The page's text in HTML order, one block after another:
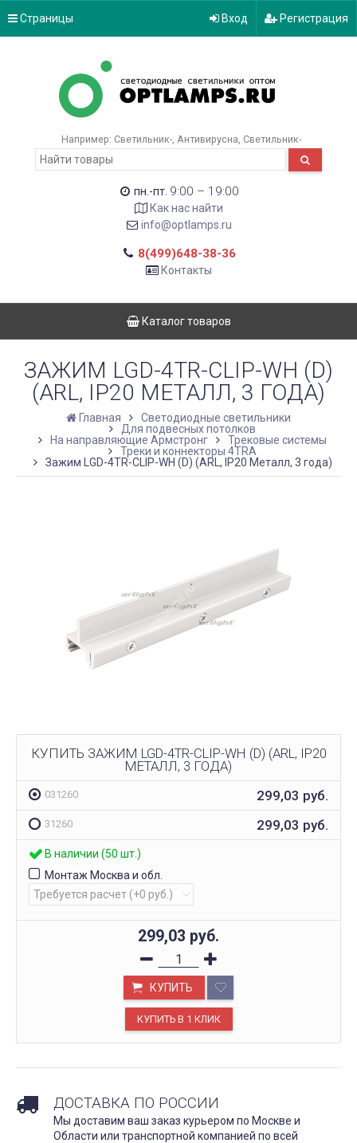
Страницы Вход Регистрация
Например: Светильник- Антивирусна Светильник-
пн.-пт. 9:00 – 19:00
Как нас найти
info@optlamps.ru
8(499)648-38-36
Контакты
Каталог товаров
ЗАЖИМ LGD-4TR-CLIP-WH (D)
(ARL, IP20 МЕТАЛЛ, 3 ГОДА)
Главная
Светодиодные светильники
Для подвесных потолков
На направляющие Армстронг
Трековые системы
Треки и коннекторы 4TRA
Зажим LGD-4TR-CLIP-WH (D) (ARL, IP20 Металл, 3 года)
КУПИТЬ ЗАЖИМ LGD-4TR-CLIP-WH (D) (ARL, IP20
МЕТАЛЛ, 3 ГОДА)
031260 299,03 руб.
31260 299,03 руб.
В наличии (50 шт.)
Монтаж Москва и обл.
299,03 руб.
КУПИТЬ
ДОСТАВКА ПО РОССИИ
Мы доставим ваш заказ курьером по Москве и
Области или транспортной компанией по всей